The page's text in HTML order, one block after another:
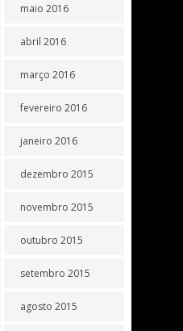
maio 2016
abril 2016
março 2016
fevereiro 2016
janeiro 2016
dezembro 2015
novembro 2015
outubro 2015
setembro 2015
agosto 2015